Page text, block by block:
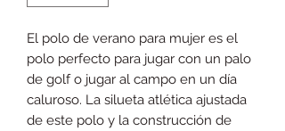
El polo de verano para mujer es el
polo perfecto para jugar con un palo
de golf o jugar al campo en un día
caluroso. La silueta atlética ajustada
de este polo y la construcción de